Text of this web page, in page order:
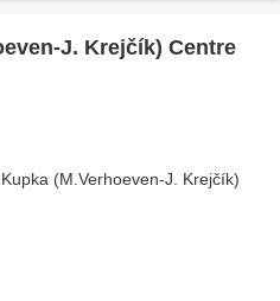
J. Krejčík) Centre